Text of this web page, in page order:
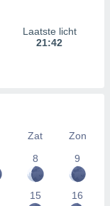
Laatste licht
21:42
Zat
Zon
8 9
15 16